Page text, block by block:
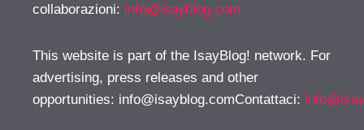
collaborazioni: info@isayblog.com
This website is part of the IsayBlog! network. For
advertising, press releases and other
opportunities: info@isayblog.comContattaci: